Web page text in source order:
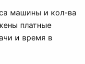
машины и кол-ва
платные
и время в